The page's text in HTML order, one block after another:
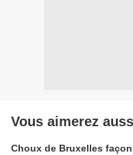
Vous aimerez
Choux de Bruxelles